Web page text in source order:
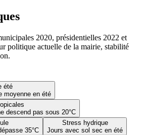
été
moyenne en été
descend pas sous 20°C
35°C
Stress hydrique
Jours avec sol sec en été
2020, présidentielles 2022 et
politique actuelle de la mairie, stabilité